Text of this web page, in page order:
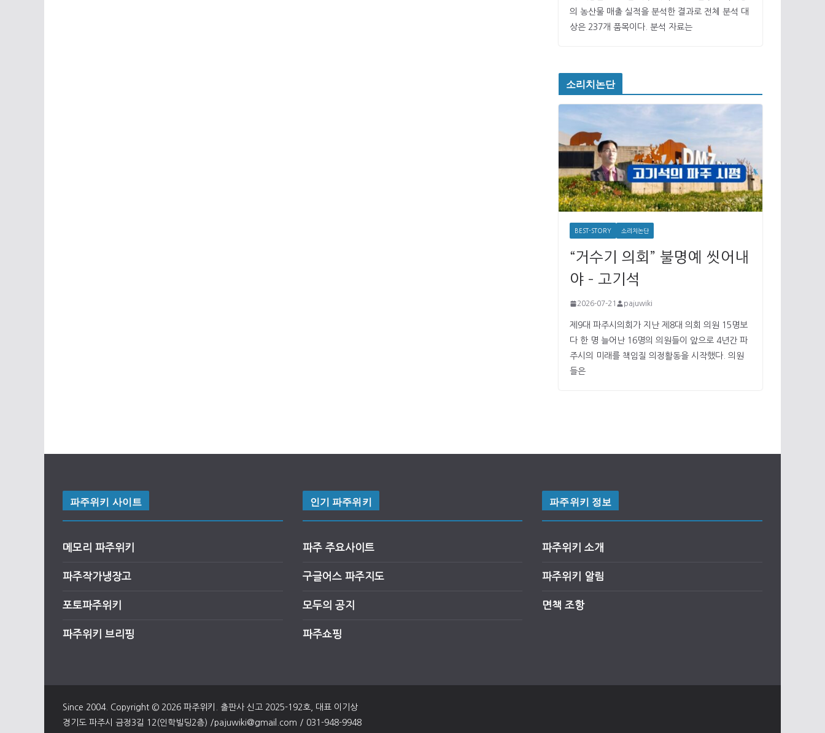
의 농산물 매출 실적을 분석한 결과로 전체 분석 대
상은 237개 품목이다. 분석 자료는
소리치논단
BEST-STORY 소리치논단
“거수기 의회” 불명예 씻어내
야 – 고기석
2026-07-21 pajuwiki
제9대 파주시의회가 지난 제8대 의회 의원 15명보
다 한 명 늘어난 16명의 의원들이 앞으로 4년간 파
주시의 미래를 책임질 의정활동을 시작했다. 의원
들은
파주위키 사이트
메모리 파주위키
파주작가냉장고
포토파주위키
파주위키 브리핑
인기 파주위키
파주 주요사이트
구글어스 파주지도
모두의 공지
파주쇼핑
파주위키 정보
파주위키 소개
파주위키 알림
면책 조항
Since 2004. Copyright © 2026 파주위키
. 출판사 신고 2025-192호, 대표 이기상
경기도 파주시 금정3길 12(인학빌딩2층) /pajuwiki@gmail.com / 031-948-9948